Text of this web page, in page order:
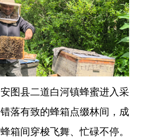
图县二道白河镇蜂蜜进入采
落有致的蜂箱点缀林间，成
箱间穿梭飞舞、忙碌不停。